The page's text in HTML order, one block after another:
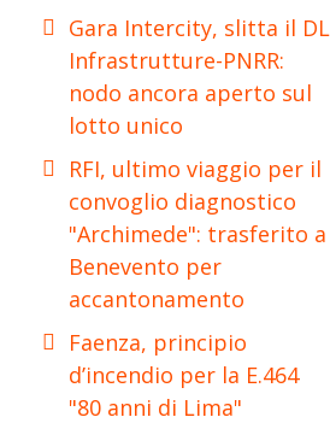
Gara Intercity, slitta il DL
Infrastrutture-PNRR:
nodo ancora aperto sul
lotto unico
RFI, ultimo viaggio per il
convoglio diagnostico
"Archimede": trasferito a
Benevento per
accantonamento
Faenza, principio
d’incendio per la E.464
"80 anni di Lima"